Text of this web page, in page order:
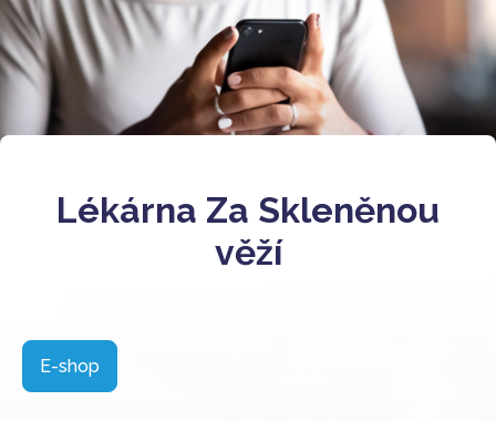
Lékárna Za Skleněnou
věží
E-shop